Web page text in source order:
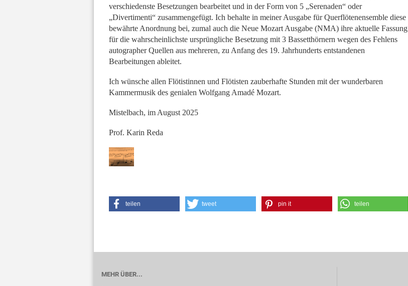
verschiedenste Besetzungen bearbeitet und in der Form von 5 „Serenaden“ oder
„Divertimenti“ zusammengefügt. Ich behalte in meiner Ausgabe für Querflötenensemble diese
bewährte Anordnung bei, zumal auch die Neue Mozart Ausgabe (NMA) ihre aktuelle Fassung
für die wahrscheinlichste ursprüngliche Besetzung mit 3 Bassetthörnern wegen des Fehlens
autographer Quellen aus mehreren, zu Anfang des 19. Jahrhunderts entstandenen
Bearbeitungen ableitet.
Ich wünsche allen Flötistinnen und Flötisten zauberhafte Stunden mit der wunderbaren
Kammermusik des genialen Wolfgang Amadé Mozart.
Mistelbach, im August 2025
Prof. Karin Reda
teilen tweet pin it teilen
MEHR ÜBER...